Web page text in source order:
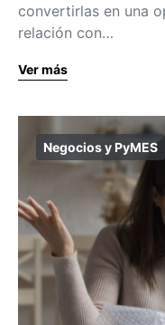
convertirlas en una
relación con…
Ver más
Negocios y PyMES